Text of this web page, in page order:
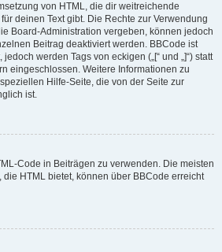
von HTML, die dir weitreichende
deinen Text gibt. Die Rechte zur Verwendung
Board-Administration vergeben, können jedoch
Beitrag deaktiviert werden. BBCode ist
werden Tags von eckigen („[“ und „]“) statt
eingeschlossen. Weitere Informationen zu
Hilfe-Seite, die von der Seite zur
ist.
Code in Beiträgen zu verwenden. Die meisten
HTML bietet, können über BBCode erreicht